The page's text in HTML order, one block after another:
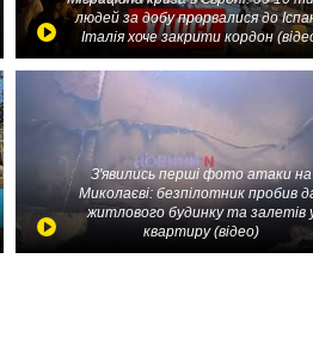
людей за добу прорвалися до
Італія хоче закрити кордон
З'явились перші фото атаки на
Миколаєві: безпілотник пробив
житлового будинку та залетів
квартиру (відео)